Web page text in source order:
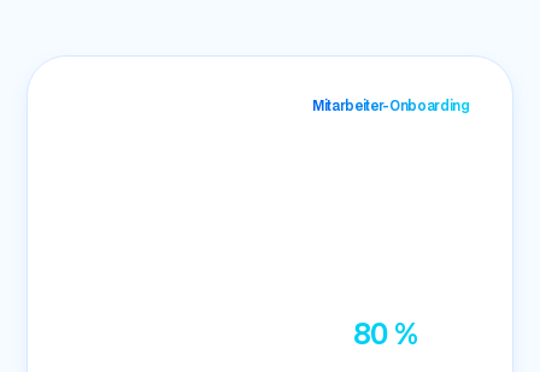
Mitarbeiter-Onboarding
80 %